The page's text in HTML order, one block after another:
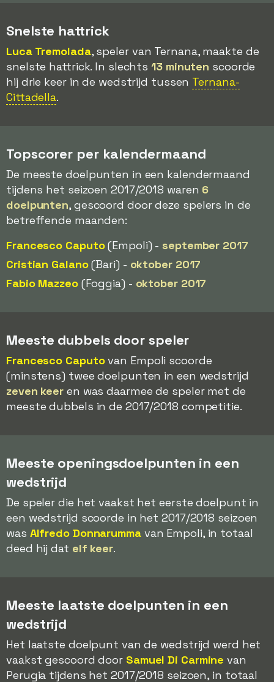
Snelste hattrick
Luca Tremolada, speler van Ternana, maakte de
snelste hattrick. In slechts13 minuten scoorde
hij drie keer in de wedstrijd tussen Ternana-
Cittadella.
Topscorer per kalendermaand
De meeste doelpunten in een kalendermaand
tijdens het seizoen 2017/2018 waren 6
doelpunten, gescoord door deze spelers in de
betreffende maanden:
Francesco Caputo(Empoli) - september 2017
Cristian Galano(Bari) - oktober 2017
Fabio Mazzeo(Foggia) - oktober 2017
Meeste dubbels door speler
Francesco Caputovan Empoli scoorde
(minstens) twee doelpunten in een wedstrijd
zeven keer en was daarmee de speler met de
meeste dubbels in de 2017/2018 competitie.
Meeste openingsdoelpunten in een
wedstrijd
De speler die het vaakst het eerste doelpunt in
een wedstrijd scoorde in het 2017/2018 seizoen
was Alfredo Donnarummavan Empoli, in totaal
deed hij dat elf keer.
Meeste laatste doelpunten in een
wedstrijd
Het laatste doelpunt van de wedstrijd werd het
vaakst gescoord door Samuel Di Carmine van
Perugia tijdens het 2017/2018 seizoen, in totaal